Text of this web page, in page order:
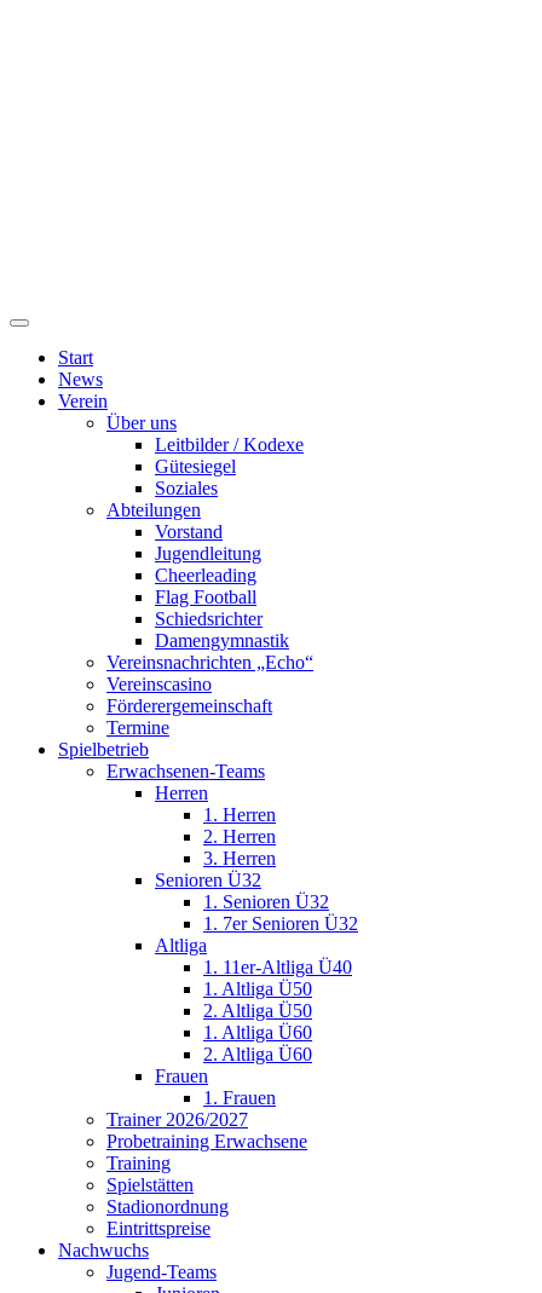
Start
News
Verein
Über uns
Leitbilder / Kodexe
Gütesiegel
Soziales
Abteilungen
Vorstand
Jugendleitung
Cheerleading
Flag Football
Schiedsrichter
Damengymnastik
Vereinsnachrichten „Echo“
Vereinscasino
Förderergemeinschaft
Termine
Spielbetrieb
Erwachsenen-Teams
Herren
1. Herren
2. Herren
3. Herren
Senioren Ü32
1. Senioren Ü32
1. 7er Senioren Ü32
Altliga
1. 11er-Altliga Ü40
1. Altliga Ü50
2. Altliga Ü50
1. Altliga Ü60
2. Altliga Ü60
Frauen
1. Frauen
Trainer 2026/2027
Probetraining Erwachsene
Training
Spielstätten
Stadionordnung
Eintrittspreise
Nachwuchs
Jugend-Teams